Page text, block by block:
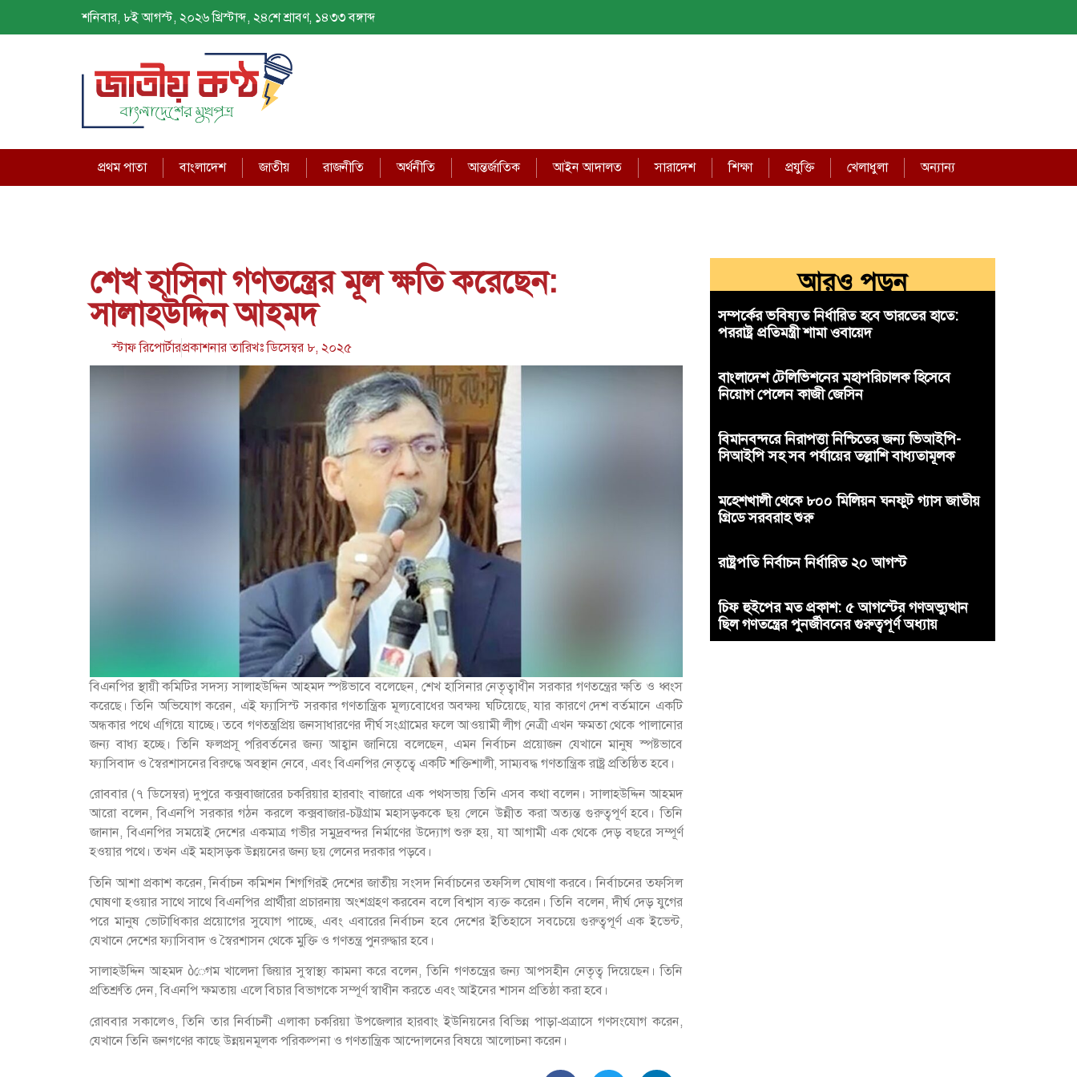
শনিবার, ৮ই আগস্ট, ২০২৬ খ্রিস্টাব্দ, ২৪শে শ্রাবণ, ১৪৩৩ বঙ্গাব্দ
প্রথম পাতা বাংলাদেশ জাতীয় রাজনীতি অর্থনীতি আন্তর্জাতিক আইন আদালত সারাদেশ শিক্ষা প্রযুক্তি খেলাধুলা অন্যান্য
শেখ হাসিনা গণতন্ত্রের মূল ক্ষতি করেছেন:
সালাহউদ্দিন আহমদ
স্টাফ রিপোর্টারপ্রকাশনার তারিখঃডিসেম্বর ৮, ২০২৫
বিএনপির স্থায়ী কমিটির সদস্য সালাহউদ্দিন আহমদ স্পষ্টভাবে বলেছেন, শেখ হাসিনার নেতৃত্বাধীন সরকার গণতন্ত্রের ক্ষতি ও ধ্বংস
করেছে। তিনি অভিযোগ করেন, এই ফ্যাসিস্ট সরকার গণতান্ত্রিক মূল্যবোধের অবক্ষয় ঘটিয়েছে, যার কারণে দেশ বর্তমানে একটি
অন্ধকার পথে এগিয়ে যাচ্ছে। তবে গণতন্ত্রপ্রিয় জনসাধারণের দীর্ঘ সংগ্রামের ফলে আওয়ামী লীগ নেত্রী এখন ক্ষমতা থেকে পালানোর
জন্য বাধ্য হচ্ছে। তিনি ফলপ্রসূ পরিবর্তনের জন্য আহ্বান জানিয়ে বলেছেন, এমন নির্বাচন প্রয়োজন যেখানে মানুষ স্পষ্টভাবে
ফ্যাসিবাদ ও স্বৈরশাসনের বিরুদ্ধে অবস্থান নেবে, এবং বিএনপির নেতৃত্বে একটি শক্তিশালী, সাম্যবদ্ধ গণতান্ত্রিক রাষ্ট্র প্রতিষ্ঠিত হবে।
রোববার (৭ ডিসেম্বর) দুপুরে কক্সবাজারের চকরিয়ার হারবাং বাজারে এক পথসভায় তিনি এসব কথা বলেন। সালাহউদ্দিন আহমদ
আরো বলেন, বিএনপি সরকার গঠন করলে কক্সবাজার-চট্টগ্রাম মহাসড়ককে ছয় লেনে উন্নীত করা অত্যন্ত গুরুত্বপূর্ণ হবে। তিনি
জানান, বিএনপির সময়েই দেশের একমাত্র গভীর সমুদ্রবন্দর নির্মাণের উদ্যোগ শুরু হয়, যা আগামী এক থেকে দেড় বছরে সম্পূর্ণ
হওয়ার পথে। তখন এই মহাসড়ক উন্নয়নের জন্য ছয় লেনের দরকার পড়বে।
তিনি আশা প্রকাশ করেন, নির্বাচন কমিশন শিগগিরই দেশের জাতীয় সংসদ নির্বাচনের তফসিল ঘোষণা করবে। নির্বাচনের তফসিল
ঘোষণা হওয়ার সাথে সাথে বিএনপির প্রার্থীরা প্রচারনায় অংশগ্রহণ করবেন বলে বিশ্বাস ব্যক্ত করেন। তিনি বলেন, দীর্ঘ দেড় যুগের
পরে মানুষ ভোটাধিকার প্রয়োগের সুযোগ পাচ্ছে, এবং এবারের নির্বাচন হবে দেশের ইতিহাসে সবচেয়ে গুরুত্বপূর্ণ এক ইভেন্ট,
যেখানে দেশের ফ্যাসিবাদ ও স্বৈরশাসন থেকে মুক্তি ও গণতন্ত্র পুনরুদ্ধার হবে।
সালাহউদ্দিন আহমদ ბেগম খালেদা জিয়ার সুস্বাস্থ্য কামনা করে বলেন, তিনি গণতন্ত্রের জন্য আপসহীন নেতৃত্ব দিয়েছেন। তিনি
প্রতিশ্রুতি দেন, বিএনপি ক্ষমতায় এলে বিচার বিভাগকে সম্পূর্ণ স্বাধীন করতে এবং আইনের শাসন প্রতিষ্ঠা করা হবে।
রোববার সকালেও, তিনি তার নির্বাচনী এলাকা চকরিয়া উপজেলার হারবাং ইউনিয়নের বিভিন্ন পাড়া-প্রত্রাসে গণসংযোগ করেন,
যেখানে তিনি জনগণের কাছে উন্নয়নমূলক পরিকল্পনা ও গণতান্ত্রিক আন্দোলনের বিষয়ে আলোচনা করেন।
আরও পড়ুন
সম্পর্কের ভবিষ্যত নির্ধারিত হবে ভারতের হাতে:
পররাষ্ট্র প্রতিমন্ত্রী শামা ওবায়েদ
বাংলাদেশ টেলিভিশনের মহাপরিচালক হিসেবে
নিয়োগ পেলেন কাজী জেসিন
বিমানবন্দরে নিরাপত্তা নিশ্চিতের জন্য ভিআইপি-
সিআইপি সহ সব পর্যায়ের তল্লাশি বাধ্যতামূলক
মহেশখালী থেকে ৮০০ মিলিয়ন ঘনফুট গ্যাস জাতীয়
গ্রিডে সরবরাহ শুরু
রাষ্ট্রপতি নির্বাচন নির্ধারিত ২০ আগস্ট
চিফ হুইপের মত প্রকাশ: ৫ আগস্টের গণঅভ্যুত্থান
ছিল গণতন্ত্রের পুনর্জীবনের গুরুত্বপূর্ণ অধ্যায়